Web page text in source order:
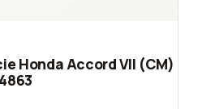
Honda Accord VII (CM)